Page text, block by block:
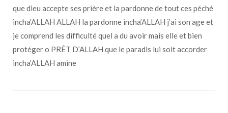
que dieu accepte ses prière et la pardonne de tout ces péché
incha’ALLAH ALLAH la pardonne incha’ALLAH j’ai son age et
je comprend les difficulté quel a du avoir mais elle et bien
protéger o PRÊT D’ALLAH que le paradis lui soit accorder
incha’ALLAH amine